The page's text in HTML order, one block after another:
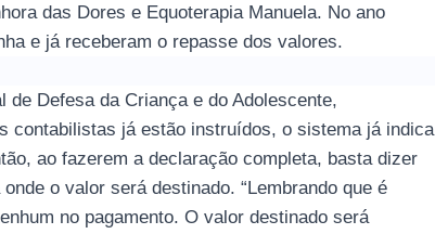
das Dores e Equoterapia Manuela. No ano
e já receberam o repasse dos valores.
Defesa da Criança e do Adolescente,
contabilistas já estão instruídos, o sistema já indica
ao fazerem a declaração completa, basta dizer
o valor será destinado. “Lembrando que é
no pagamento. O valor destinado será